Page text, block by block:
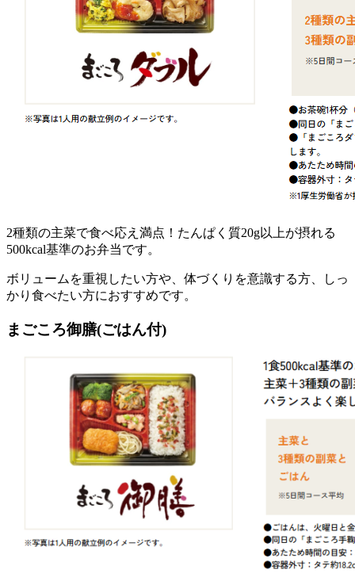
2種類の主菜で食べ応え満点！たんぱく質20g以上が摂れる
500kcal基準のお弁当です。
ボリュームを重視したい方や、体づくりを意識する方、しっ
かり食べたい方におすすめです。
まごころ御膳(ごはん付)